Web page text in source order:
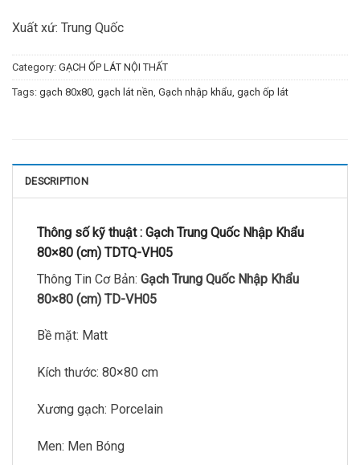
Xuất xứ: Trung Quốc
Category: GẠCH ỐP LÁT NỘI THẤT
Tags: gạch 80x80 gạch lát nền Gạch nhập khẩu gạch ốp lát
DESCRIPTION
Thông số kỹ thuật : Gạch Trung Quốc Nhập Khẩu
80×80 (cm) TDTQ-VH05
Thông Tin Cơ Bản: Gạch Trung Quốc Nhập Khẩu
80×80 (cm) TD-VH05
Bề mặt: Matt
Kích thước: 80×80 cm
Xương gạch: Porcelain
Men: Men Bóng